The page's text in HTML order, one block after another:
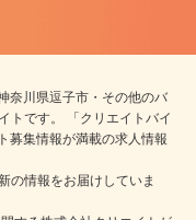
奈川県逗子市・その他のバ
トです。 「クリエイトバイ
募集情報が満載の求人情報
の情報をお届けしていま